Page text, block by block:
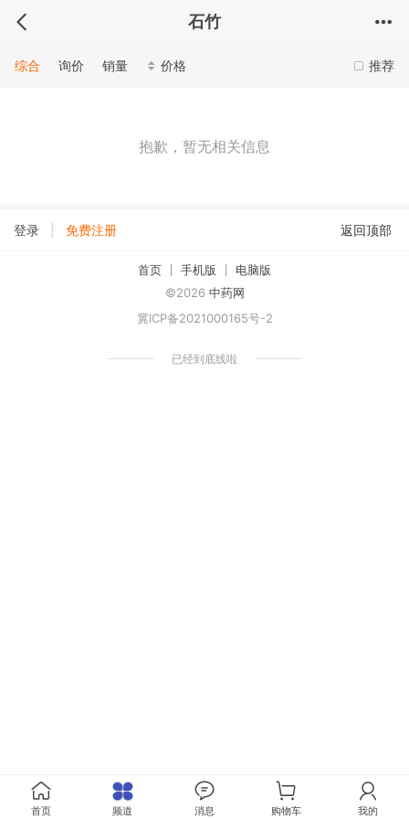
石竹
推荐
综合 询价 销量 价格
抱歉，暂无相关信息
登录 免费注册 返回顶部
首页 手机版
电脑版
©2026 中药网
冀ICP备2021000165号-2
已经到底线啦
首页 频道 消息 购物车 我的